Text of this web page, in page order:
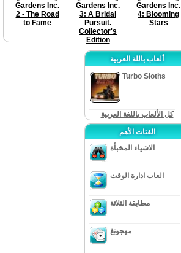
Gardens Inc.
2 - The Road
to Fame
Gardens Inc.
3: A Bridal
Pursuit.
Collector's
Edition
Gardens Inc.
4: Blooming
Stars
ألعاب باللة العربية
Turbo Sloths
كل الألعاب باللغة العربية
الفئات الأهم
الاشياء المخبأة
العاب ادارة الوقت
مطابقة الثلاثة
مهجونغ